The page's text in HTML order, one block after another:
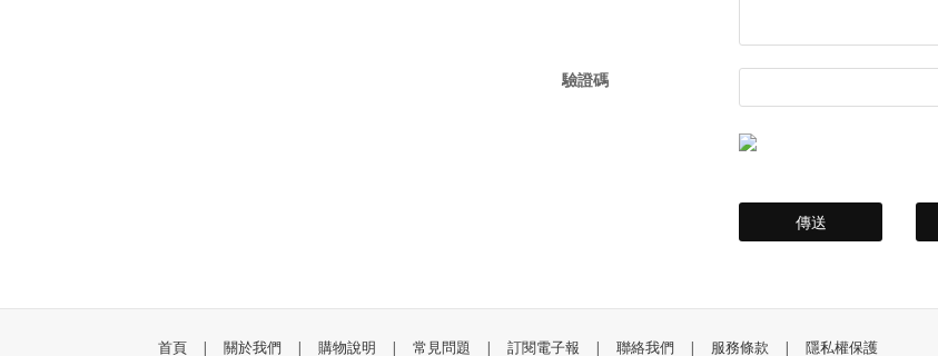
驗證碼
首頁 | 關於我們 | 購物說明 | 常見問題 | 訂閱電子報 | 聯絡我們 | 服務條款 | 隱私權保護